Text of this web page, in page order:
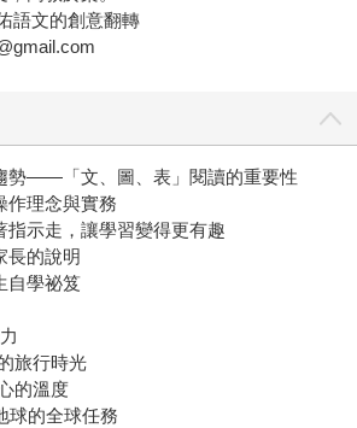
語文的創意翻轉
勢——「文、圖、表」閱讀的重要性
作理念與實務
指示走，讓學習變得更有趣
家長的說明
自學祕笈
旅行時光
的溫度
的全球任務